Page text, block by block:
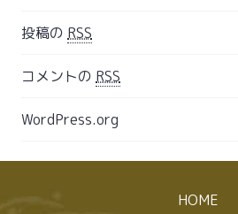
投稿の RSS
コメントの RSS
WordPress.org
HOME